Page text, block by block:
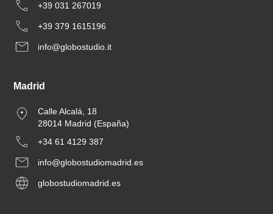
+39 031 267019
+39 379 1615196
info@globostudio.it
Madrid
Calle Alcalá, 18
28014 Madrid (España)
+34 61 4129 387
info@globostudiomadrid.es
globostudiomadrid.es